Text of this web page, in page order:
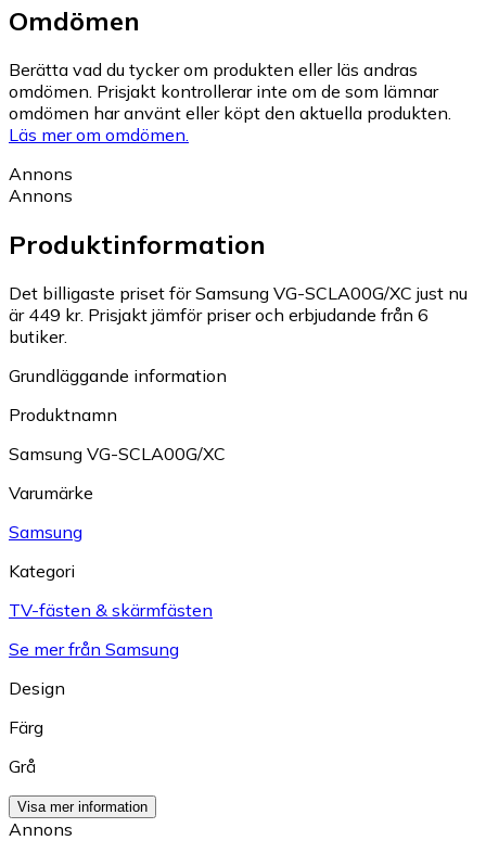
Omdömen
Berätta vad du tycker om produkten eller läs andras
omdömen. Prisjakt kontrollerar inte om de som lämnar
omdömen har använt eller köpt den aktuella produkten.
Läs mer om omdömen.
Annons
Annons
Produktinformation
Det billigaste priset för Samsung VG-SCLA00G/XC just nu
är 449 kr. Prisjakt jämför priser och erbjudande från 6
butiker.
Grundläggande information
Produktnamn
Samsung VG-SCLA00G/XC
Varumärke
Samsung
Kategori
TV-fästen & skärmfästen
Se mer från Samsung
Design
Färg
Grå
Visa mer information
Annons